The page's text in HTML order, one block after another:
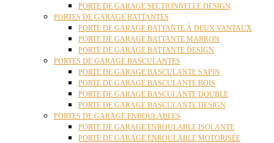
PORTE DE GARAGE SECTIONNELLE DESIGN
PORTES DE GARAGE BATTANTES
PORTE DE GARAGE BATTANTE À DEUX VANTAUX
PORTE DE GARAGE BATTANTE MARRON
PORTE DE GARAGE BATTANTE DESIGN
PORTES DE GARAGE BASCULANTES
PORTE DE GARAGE BASCULANTE SAPIN
PORTE DE GARAGE BASCULANTE BOIS
PORTE DE GARAGE BASCULANTE DOUBLE
PORTE DE GARAGE BASCULANTE DESIGN
PORTES DE GARAGE ENROULABLES
PORTE DE GARAGE ENROULABLE ISOLANTE
PORTE DE GARAGE ENROULABLE MOTORISÉE